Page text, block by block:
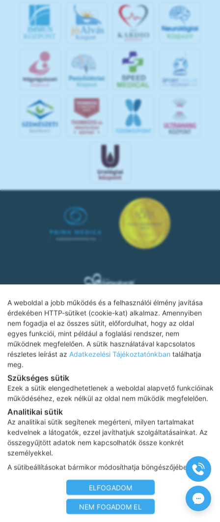
A weboldal a jobb működés és a felhasználói élmény javítása
érdekében HTTP-sütiket (cookie-kat) alkalmaz. Amennyiben
nem fogadja el az összes sütit, előfordulhat, hogy az oldal
egyes funkciói, mint például a foglalási rendszer, nem
működnek megfelelően. A sütik használatával kapcsolatos
részletes leírást az Adatkezelési Tájékoztatónkban találhatja
meg.
Szükséges sütik
Ezek a sütik elengedhetetlenek a weboldal alapvető funkcióinak
működéséhez, ezek nélkül az oldal nem működik megfelelően.
Analitikai sütik
Az analitikai sütik segítenek megérteni, milyen tartalmakat
kedvelnek a látogatók, ezzel javíthatjuk szolgáltatásainkat. Az
összegyűjtött adatok nem kapcsolhatók össze konkrét
személyekkel.
A sütibeállításokat bármikor módosíthatja böngészőjében.
ELFOGADOM
NEM FOGADOM EL
IMMUN
KÖZPONT
jó Alvás
Központ
SPOR
Adatkezelési tájékoztató
Impresszum
Karrier
Az oldalon feltüntetett árak az ÁFÁ-t tartalmazzák!
A képek a Shutterstock.com és a Canva.com
licence alapján
kerültek felhasználásra.
Copyright 2026 © Prima Medica Egészségközpontok . Minden jog
Designed by www.free-dimension.hu , Programed by Appon &
György Nándor